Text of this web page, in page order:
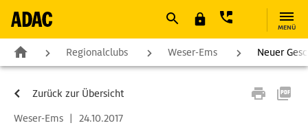
MENÜ
Regionalclubs Weser-Ems Neuer
Zurück zur Übersicht
Weser-Ems | 24.10.2017